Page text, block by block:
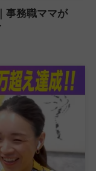
事務職ママが